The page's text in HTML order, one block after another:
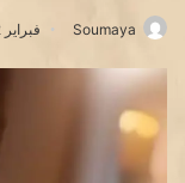
Soumaya فبراير 2, 2023